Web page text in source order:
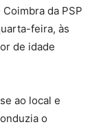
da PSP
feira, às
de idade
ao local e
o